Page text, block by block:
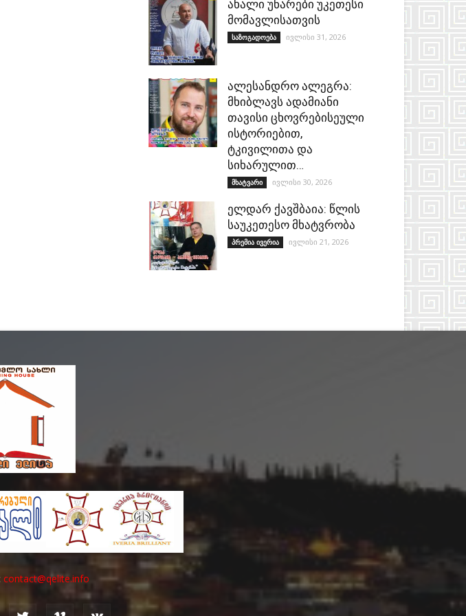
ახალი უნარები უკეთესი
მომავლისათვის
საზოგადოება ივლისი 31, 2026
ალესანდრო ალეგრა:
მხიბლავს ადამიანი
თავისი ცხოვრებისეული
ისტორიებით,
ტკივილითა და
სიხარულით…
მხატვარი ივლისი 30, 2026
ელდარ ქავშბაია: წლის
საუკეთესო მხატვრობა
პრემია ივერია ივლისი 21, 2026
contact@qelite.info